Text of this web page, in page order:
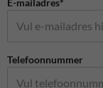
Telefoonnummer